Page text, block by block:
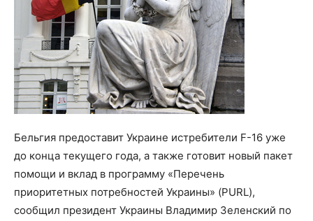
Бельгия предоставит Украине истребители F-16 уже
до конца текущего года, а также готовит новый пакет
помощи и вклад в программу «Перечень
приоритетных потребностей Украины» (PURL),
сообщил президент Украины Владимир Зеленский по